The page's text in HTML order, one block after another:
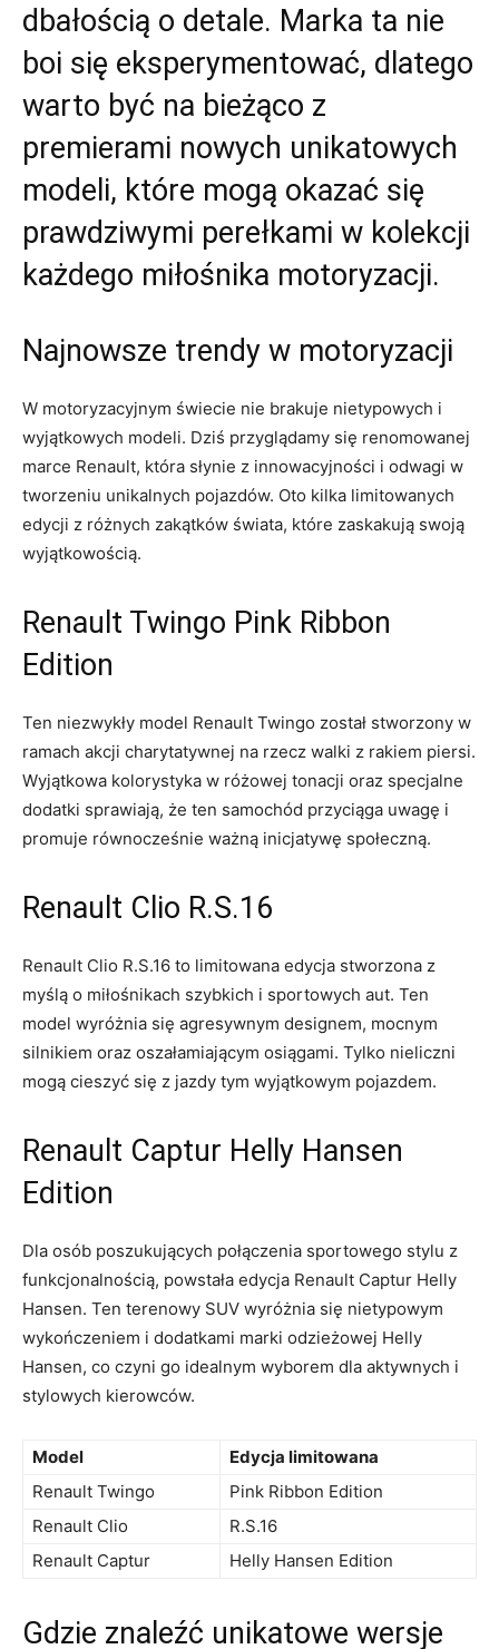
dbałością o ⁣detale. ‌Marka ta nie
boi się eksperymentować, dlatego‌
warto być ​na bieżąco z
premierami nowych unikatowych⁣
modeli, które mogą okazać się⁤
prawdziwymi perełkami w kolekcji
każdego miłośnika motoryzacji.
Najnowsze trendy‍ w​ motoryzacji
W motoryzacyjnym świecie nie brakuje nietypowych i​
wyjątkowych modeli. Dziś przyglądamy się ⁤renomowanej⁢
marce Renault, która słynie z innowacyjności i odwagi w
tworzeniu unikalnych pojazdów. Oto kilka limitowanych‌
edycji z różnych zakątków świata, które zaskakują swoją
wyjątkowością.
Renault Twingo Pink Ribbon
Edition
Ten niezwykły model ‍Renault Twingo został stworzony w
ramach⁣ akcji ‌charytatywnej ⁤na rzecz walki z rakiem piersi.
Wyjątkowa kolorystyka w⁢ różowej ​tonacji‌ oraz specjalne
dodatki sprawiają, że ten samochód przyciąga ​uwagę i
promuje równocześnie ważną inicjatywę społeczną.
Renault Clio R.S.16
Renault Clio R.S.16 to limitowana edycja stworzona z
myślą o miłośnikach szybkich i sportowych aut. Ten
model wyróżnia się agresywnym designem, mocnym
silnikiem oraz oszałamiającym osiągami. Tylko nieliczni
mogą cieszyć się z jazdy tym wyjątkowym pojazdem.
Renault Captur Helly​ Hansen
⁢Edition
Dla ⁣osób poszukujących ‌połączenia sportowego stylu z
funkcjonalnością, powstała edycja Renault Captur Helly
Hansen. Ten terenowy SUV wyróżnia się nietypowym
wykończeniem i‍ dodatkami marki odzieżowej Helly
Hansen, co czyni ⁤go idealnym wyborem dla aktywnych i
stylowych kierowców.
Model
Edycja limitowana
Renault Twingo
Pink Ribbon Edition
Renault Clio
R.S.16
Renault Captur
Helly Hansen Edition
Gdzie znaleźć ‍unikatowe ‍wersje